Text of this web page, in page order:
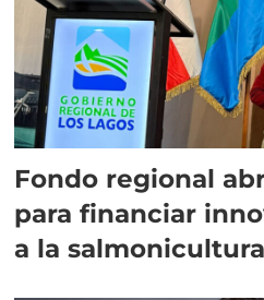
Fondo regional
para financiar
a la salmonicultura